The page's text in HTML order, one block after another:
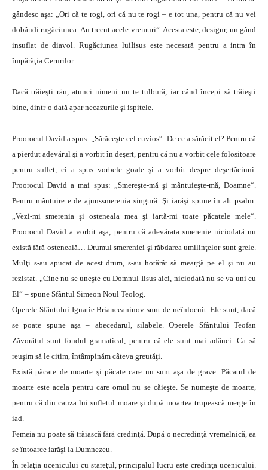
gândesc aşa: „Ori că te rogi, ori că nu te rogi – e tot una, pentru că nu vei
dobândi rugăciunea. Au trecut acele vremuri“. Acesta este, desigur, un gând
insuflat de diavol. Rugăciunea luiIisus este necesară pentru a intra în
împărăţia Cerurilor.
Dacă trăieşti rău, atunci nimeni nu te tulbură, iar când începi să trăieşti
bine, dintr-o dată apar necazurile şi ispitele.
Proorocul David a spus: „Sărăceşte cel cuvios“. De ce a sărăcit el? Pentru că
a pierdut adevărul şi a vorbit în deşert, pentru că nu a vorbit cele folositoare
pentru suflet, ci a spus vorbele goale şi a vorbit despre deşertăciuni.
Proorocul David a mai spus: „Smereşte-mă şi mântuieşte-mă, Doamne“.
Pentru mântuire e de ajunssmerenia singură. Şi iarăşi spune în alt psalm:
„Vezi-mi smerenia şi osteneala mea şi iartă-mi toate păcatele mele“.
Proorocul David a vorbit aşa, pentru că adevărata smerenie niciodată nu
există fără osteneală… Drumul smereniei şi răbdarea umilinţelor sunt grele.
Mulţi s-au apucat de acest drum, s-au hotărât să meargă pe el şi nu au
rezistat. „Cine nu se uneşte cu Domnul Iisus aici, niciodată nu se va uni cu
El“ – spune Sfântul Simeon Noul Teolog.
Operele Sfântului Ignatie Brianceaninov sunt de neînlocuit. Ele sunt, dacă
se poate spune aşa – abecedarul, silabele. Operele Sfântului Teofan
Zăvorâtul sunt fondul gramatical, pentru că ele sunt mai adânci. Ca să
reuşim să le citim, întâmpinăm câteva greutăţi.
Există păcate de moarte şi păcate care nu sunt aşa de grave. Păcatul de
moarte este acela pentru care omul nu se căieşte. Se numeşte de moarte,
pentru că din cauza lui sufletul moare şi după moartea trupească merge în
iad.
Femeia nu poate să trăiască fără credinţă. După o necredinţă vremelnică, ea
se întoarce iarăşi la Dumnezeu.
În relaţia ucenicului cu stareţul, principalul lucru este credinţa ucenicului.